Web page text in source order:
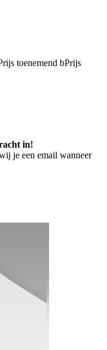
toenemend bPrijs
in!
je een email wanneer